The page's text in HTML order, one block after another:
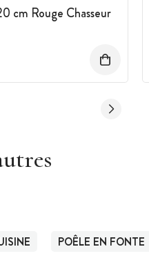
cm Rouge Chasseur
POÊLE EN FONTE